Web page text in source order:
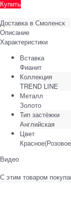
Купить
Доставка в Смоленск
Описание
Характеристики
Вставка
Фианит
Коллекция
TREND LINE
Металл
Золото
Тип застёжки
Английская
Цвет
Видео
С этим товаром